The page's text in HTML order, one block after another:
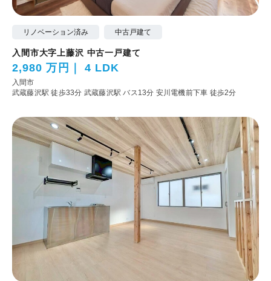
リノベーション済み 中古戸建て
入間市大字上藤沢 中古一戸建て
2,980 万円 4 LDK
入間市
武蔵藤沢駅 徒歩33分 武蔵藤沢駅 バス13分 安川電機前下車 徒歩2分